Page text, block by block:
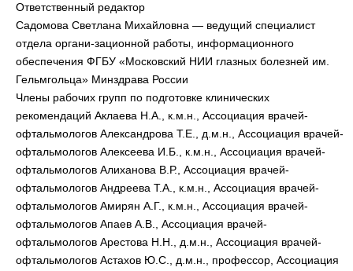
Ответственный редактор
Садомова Светлана Михайловна — ведущий специалист
отдела органи-зационной работы, информационного
обеспечения ФГБУ «Московский НИИ глазных болезней им.
Гельмгольца» Минздрава России
Члены рабочих групп по подготовке клинических
рекомендаций Аклаева H.A., к.м.н., Ассоциация врачей-
офтальмологов Александрова Т.Е., д.м.н., Ассоциация врачей-
офтальмологов Алексеева И.Б., к.м.н., Ассоциация врачей-
офтальмологов Алиханова В.Р., Ассоциация врачей-
офтальмологов Андреева Т.А., к.м.н., Ассоциация врачей-
офтальмологов Амирян А.Г., к.м.н., Ассоциация врачей-
офтальмологов Апаев A.B., Ассоциация врачей-
офтальмологов Арестова H.H., д.м.н., Ассоциация врачей-
офтальмологов Астахов Ю.С., д.м.н., профессор, Ассоциация